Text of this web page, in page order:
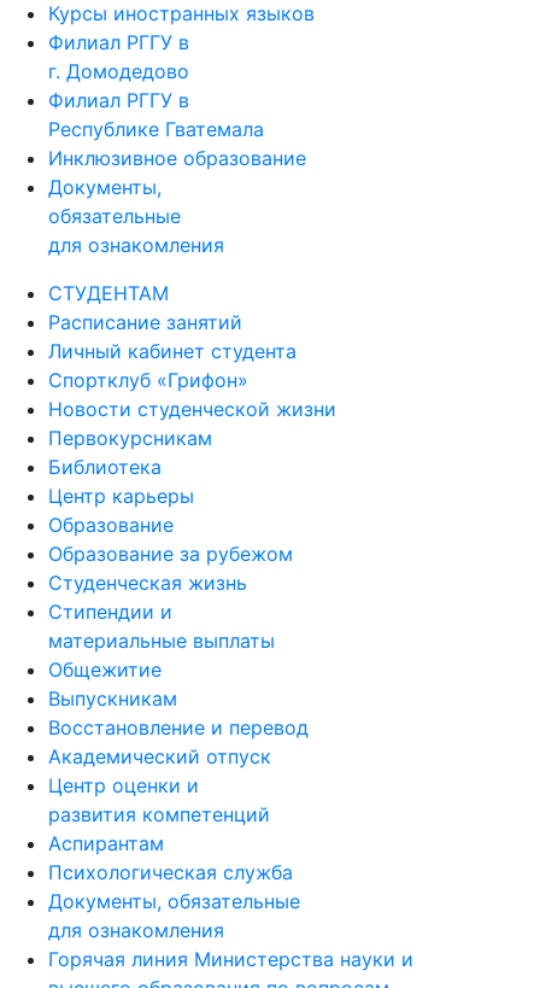
Курсы иностранных языков
Филиал РГГУ в
г. Домодедово
Филиал РГГУ в
Республике Гватемала
Инклюзивное образование
Документы,
обязательные
для ознакомления
СТУДЕНТАМ
Расписание занятий
Личный кабинет студента
Спортклуб «Грифон»
Новости студенческой жизни
Первокурсникам
Библиотека
Центр карьеры
Образование
Образование за рубежом
Студенческая жизнь
Стипендии и
материальные выплаты
Общежитие
Выпускникам
Восстановление и перевод
Академический отпуск
Центр оценки и
развития компетенций
Аспирантам
Психологическая служба
Документы, обязательные
для ознакомления
Горячая линия Министерства науки и